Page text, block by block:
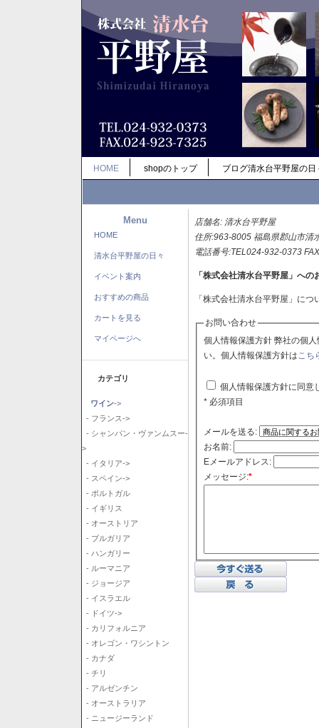
HOME shopのトップ ブログ清水台平野屋の日
Menu
HOME
清水台平野屋の日々
イベント案内
おすすめの商品
カートを見る
マイページへ
カテゴリ
ワイン->
- フランス->
- シャンパン・ヴァンムスー-
>
- イタリア->
- スペイン->
- ポルトガル
- イギリス
- オーストリア
- ブルガリア
- ハンガリー
- ルーマニア
- ジョージア
- イスラエル
- ドイツ->
- カリフォルニア
- オレゴン・ワシントン
- カナダ
- チリ
- アルゼンチン
- オーストラリア
- ニュージーランド
店舗名: 清水台平野屋
住所:963-8005 福島県郡山市清
電話番号:TEL024-932-0373
「株式会社清水台平野屋」への
「株式会社清水台平野屋」に
お問い合わせ
個人情報保護方針 弊社の個人情報保護方針に同意される場合はチェックボックスをクリックしてくださ
い。個人情報保護方針はこち
個人情報保護方針に同意
* 必須項目
メールを送る:
お名前:
Eメールアドレス:
メッセージ:*